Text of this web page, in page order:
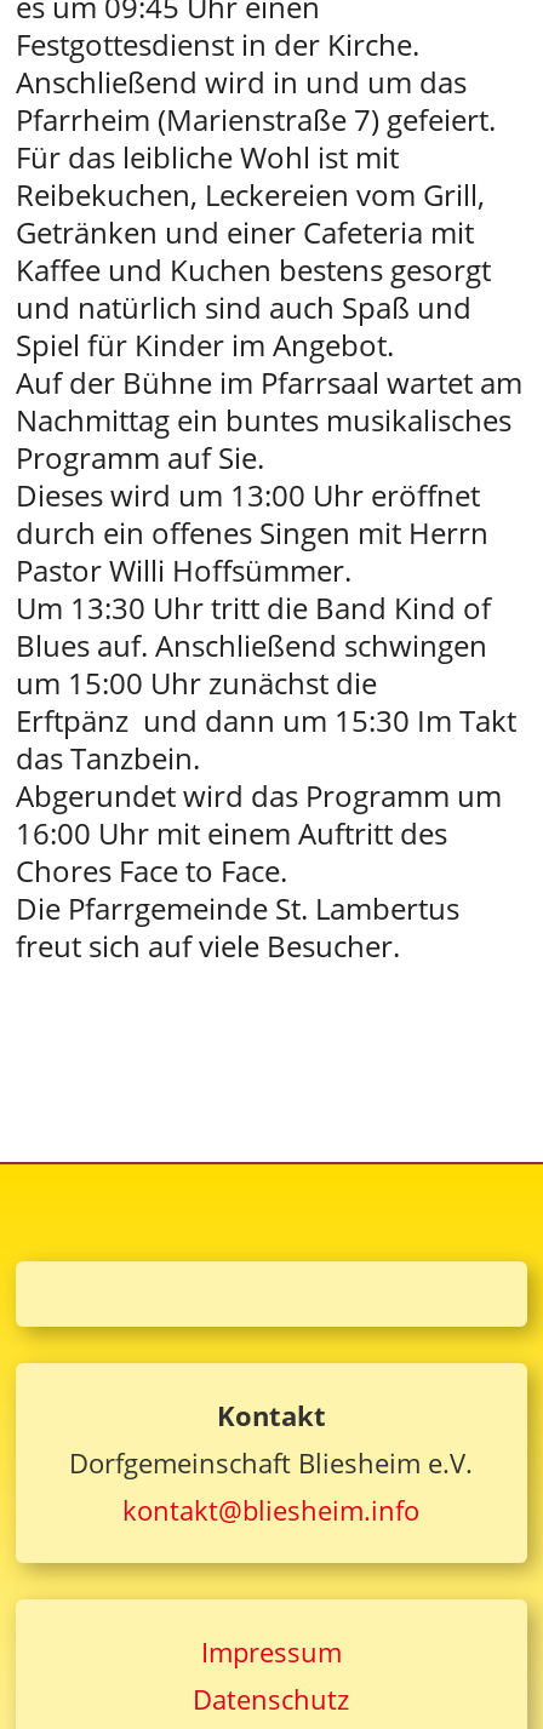
Festgottesdienst in der Kirche.
Anschließend wird in und um das
Pfarrheim (Marienstraße 7) gefeiert.
Für das leibliche Wohl ist mit
Reibekuchen, Leckereien vom Grill,
Getränken und einer Cafeteria mit
Kaffee und Kuchen bestens gesorgt
und natürlich sind auch Spaß und
Spiel für Kinder im Angebot.
Auf der Bühne im Pfarrsaal wartet am
Nachmittag ein buntes musikalisches
Programm auf Sie.
Dieses wird um 13:00 Uhr eröffnet
durch ein offenes Singen mit Herrn
Pastor Willi Hoffsümmer.
Um 13:30 Uhr tritt die Band Kind of
Blues auf. Anschließend schwingen
um 15:00 Uhr zunächst die
Erftpänz und dann um 15:30 Im Takt
das Tanzbein.
Abgerundet wird das Programm um
16:00 Uhr mit einem Auftritt des
Chores Face to Face.
Die Pfarrgemeinde St. Lambertus
freut sich auf viele Besucher.
Kontakt
Dorfgemeinschaft Bliesheim e.V.
kontakt@bliesheim.info
Impressum
Datenschutz